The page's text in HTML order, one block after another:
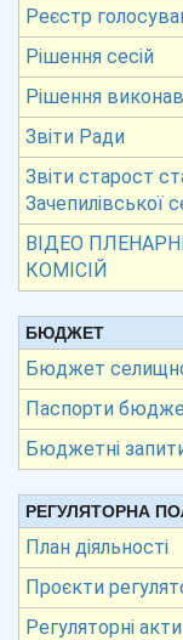
Реєстр
Рішення сесій
Рішення
Звіти Ради
Звіти старост
Зачепилівської
ВІДЕО
КОМІСІЙ
БЮДЖЕТ
Бюджет
Паспорти
Бюджетні
РЕГУЛЯТОРНА
План діяльності
Проєкти
Регуляторні акти